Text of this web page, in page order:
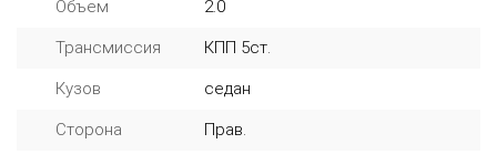
Объем 2.0
Трансмиссия КПП 5ст.
Кузов седан
Сторона Прав.